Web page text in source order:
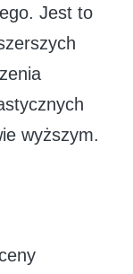
Jest to
wyższym.